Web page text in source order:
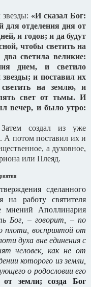
«И сказал Бог:
для отделения дня от
и годов; и да будут
чтобы светить на
светила великие:
днем, и светило
и поставил их
на землю, и
свет от тьмы. И
вечер, и было утро:
создал из уже
А потом поставил их и
а духовное,
или Плеяд.
сделанного
на работу святителя
мнений Аполлинария
Бог, – говорит, – по
плоти, восприятой от
духа вне единения с
человек, как не от
которого из земли,
о родословии его
от земли; созда Бог